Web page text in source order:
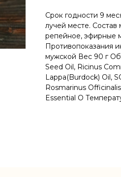
Срок годности 9
лучей месте.
репейное, эфирные
Противопоказания
мужской Вес 90 г
Seed Oil, Ricinus
Lappa(Burdock) Oil,
Rosmarinus
Essential O